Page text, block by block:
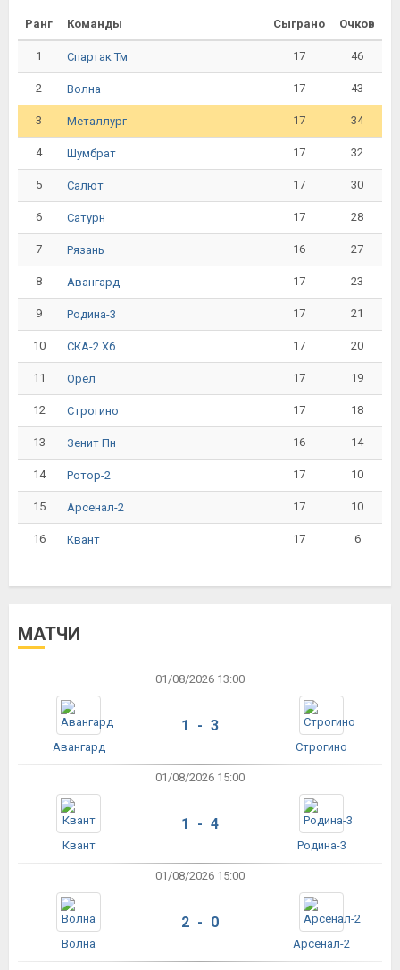
Ранг Команды Сыграно Очков
1 Спартак Тм 17 46
2 Волна 17 43
3 Металлург 17 34
4 Шумбрат 17 32
5 Салют 17 30
6 Сатурн 17 28
7 Рязань 16 27
8 Авангард 17 23
9 Родина-3 17 21
10 СКА-2 Хб 17 20
11 Орёл 17 19
12 Строгино 17 18
13 Зенит Пн 16 14
14 Ротор-2 17 10
15 Арсенал-2 17 10
16 Квант 17 6
МАТЧИ
01/08/2026 13:00
Авангард
1 - 3
Строгино
01/08/2026 15:00
Квант
1 - 4
Родина-3
01/08/2026 15:00
Волна
2 - 0
Арсенал-2